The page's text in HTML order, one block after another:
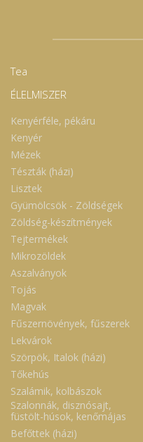
Tea
ÉLELMISZER
Kenyérféle, pékáru
Kenyér
Mézek
Tészták (házi)
Lisztek
Gyümölcsök - Zöldségek
Zöldség-készítmények
Tejtermékek
Mikrozöldek
Aszalványok
Tojás
Magvak
Fűszernövények, fűszerek
Lekvárok
Szörpök, Italok (házi)
Tőkehús
Szalámik, kolbászok
Szalonnák, disznósajt,
füstölt-húsok, kenőmájas
Befőttek (házi)